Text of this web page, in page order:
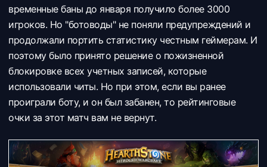
временные баны до января получило более 3000
игроков. Но "ботоводы" не поняли предупреждений и
продолжали портить статистику честным геймерам. И
поэтому было принято решение о пожизненной
блокировке всех учетных записей, которые
использовали читы. Но при этом, если вы ранее
проиграли боту, и он был забанен, то рейтинговые
очки за этот матч вам не вернут.